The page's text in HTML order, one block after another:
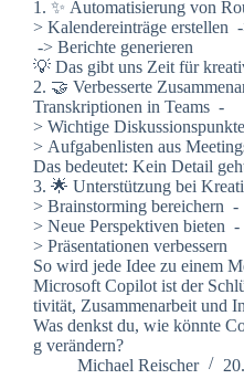
1. ✨ Automatisierung von
> Kalendereinträge erstellen
-> Berichte generieren
💡 Das gibt uns Zeit für
2. 🤝 Verbesserte
Transkriptionen in Teams -
> Wichtige
> Aufgabenlisten aus
Das bedeutet: Kein Detail
3. 🌟 Unterstützung bei
> Brainstorming bereichern -
> Neue Perspektiven bieten -
> Präsentationen verbessern
So wird jede Idee zu einem
Microsoft Copilot ist der
tivität, Zusammenarbeit und
Was denkst du, wie könnte
g verändern?
Michael Reischer